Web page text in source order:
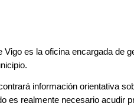
Vigo es la oficina encargada de
información orientativa
es realmente necesario acudir